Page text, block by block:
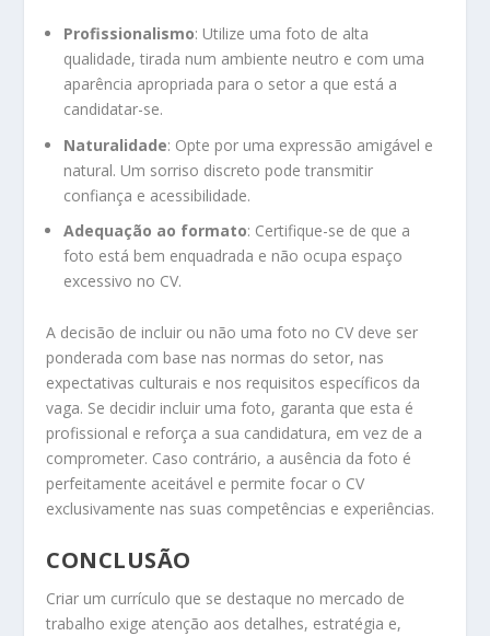
Profissionalismo: Utilize uma foto de alta
qualidade, tirada num ambiente neutro e com uma
aparência apropriada para o setor a que está a
candidatar-se.
Naturalidade: Opte por uma expressão amigável e
natural. Um sorriso discreto pode transmitir
confiança e acessibilidade.
Adequação ao formato: Certifique-se de que a
foto está bem enquadrada e não ocupa espaço
excessivo no CV.
A decisão de incluir ou não uma foto no CV deve ser
ponderada com base nas normas do setor, nas
expectativas culturais e nos requisitos específicos da
vaga. Se decidir incluir uma foto, garanta que esta é
profissional e reforça a sua candidatura, em vez de a
comprometer. Caso contrário, a ausência da foto é
perfeitamente aceitável e permite focar o CV
exclusivamente nas suas competências e experiências.
CONCLUSÃO
Criar um currículo que se destaque no mercado de
trabalho exige atenção aos detalhes, estratégia e,